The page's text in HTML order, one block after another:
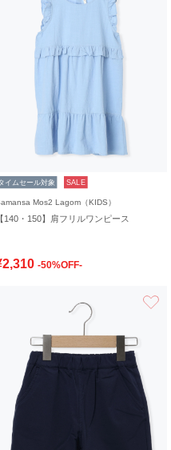
イムセール対象 SALE
Mos2 Lagom（KIDS）
【140・150】肩フリルワンピース
-50%OFF-